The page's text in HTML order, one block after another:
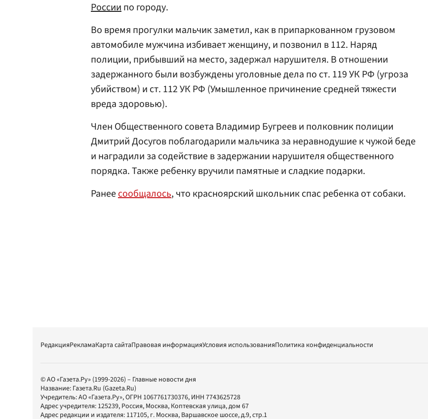
Россиипо городу.
Во время прогулки мальчик заметил, как в припаркованном грузовом
автомобиле мужчина избивает женщину, и позвонил в 112. Наряд
полиции, прибывший на место, задержал нарушителя. В отношении
задержанного были возбуждены уголовные дела по ст. 119 УК РФ (угроза
убийством) и ст. 112 УК РФ (Умышленное причинение средней тяжести
вреда здоровью).
Член Общественного совета Владимир Бугреев и полковник полиции
Дмитрий Досугов поблагодарили мальчика за неравнодушие к чужой беде
и наградили за содействие в задержании нарушителя общественного
порядка. Также ребенку вручили памятные и сладкие подарки.
Ранеесообщалось, что красноярский школьник спас ребенка от собаки.
РедакцияРекламаКарта сайтаПравовая информацияУсловия использованияПолитика конфиденциальности
© АО «Газета.Ру» (1999-2026) – Главные новости дня
Название: Газета.Ru (Gazeta.Ru)
Учредитель:АО «Газета.Ру», ОГРН 1067761730376, ИНН 7743625728
Адрес учредителя: 125239, Россия, Москва, Коптевская улица, дом 67
Адрес редакции и издателя: 117105, г. Москва, Варшавское шоссе, д.9, стр.1